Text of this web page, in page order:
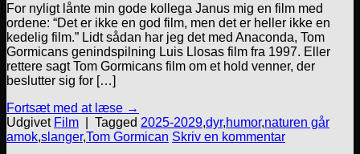
For nyligt lånte min gode kollega Janus mig en film med
ordene: “Det er ikke en god film, men det er heller ikke en
kedelig film.” Lidt sådan har jeg det med Anaconda, Tom
Gormicans genindspilning Luis Llosas film fra 1997. Eller
rettere sagt Tom Gormicans film om et hold venner, der
beslutter sig for […]
Fortsæt med at læse →
Udgivet Film Tagged 2025-2029,dyr,humor,naturen går
amok,slanger,Tom Gormican Skriv en kommentar